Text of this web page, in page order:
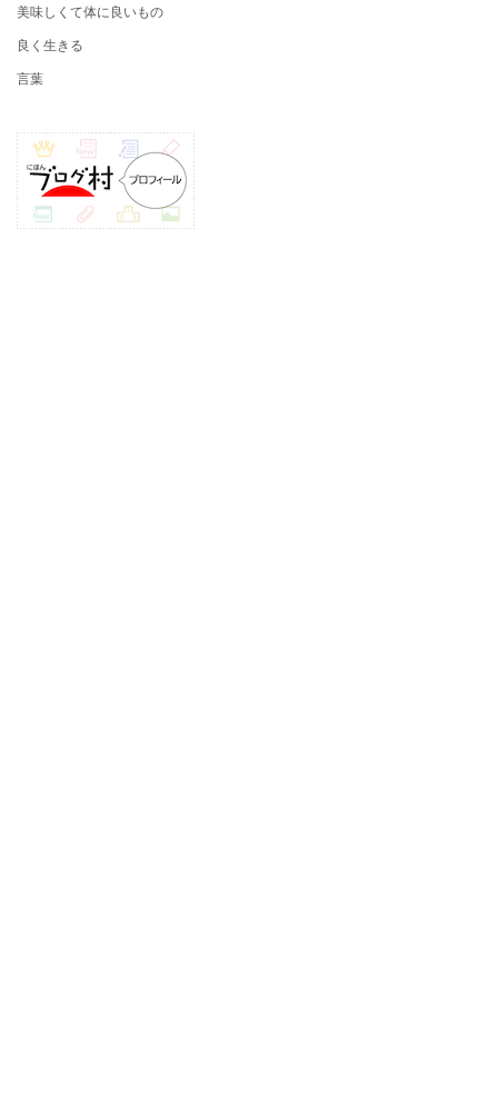
美味しくて体に良いもの
良く生きる
言葉